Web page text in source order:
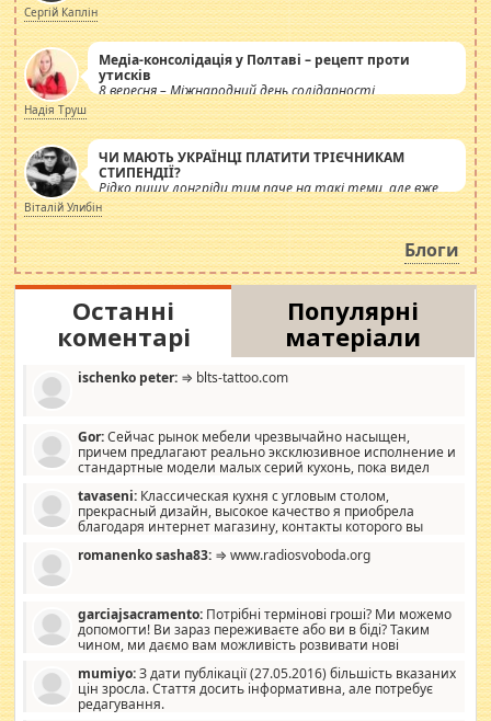
Сергій Каплін
Медіа-консолідація у Полтаві – рецепт проти
утисків
8 вересня – Міжнародний день солідарності
журналістів.
Надія Труш
ЧИ МАЮТЬ УКРАЇНЦІ ПЛАТИТИ ТРІЄЧНИКАМ
СТИПЕНДІЇ?
Рідко пишу лонгріди тим паче на такі теми, але вже
просто дістало! Обурюють сьогоднішні інсенуації
навколо стипендіального питання. Штучно
роздувається ще одна соціальна катастрофа.
Віталій Улибін
Блоги
Останні
коментарі
Популярні
матеріали
ischenko peter: ⇒ blts-tattoo.com
Gor:Сейчас рынок мебели чрезвычайно насыщен,
причем предлагают реально эксклюзивное исполнение и
стандартные модели малых серий кухонь, пока видел
стандартные формы, в MebelOk, креативненько и что главное -
со вкусом все в порядке, без ненужных наворотов удорожающих
мебель, а это не последний фактор.
tavaseni: Классическая кухня с угловым столом,
прекрасный дизайн, высокое качество я приобрела
благодаря интернет магазину, контакты которого вы
romanenko sasha83: ⇒ www.radiosvoboda.org
garciajsacramento: Потрібні термінові гроші? Ми можемо
допомогти! Ви зараз переживаєте або ви в біді? Таким
чином, ми даємо вам можливість розвивати нові
допомагати людям, які намагаються дати їм шанс. Кожен
заслуговує на другий шанс, і, оскільки влада не зможе, вони
повинні приймати від інших. Для нас нема багато суми, і зрілість
mumiyo:З дати публікації (27.05.2016) більшість вказаних
цін зросла. Стаття досить інформативна, але потребує
редагування.